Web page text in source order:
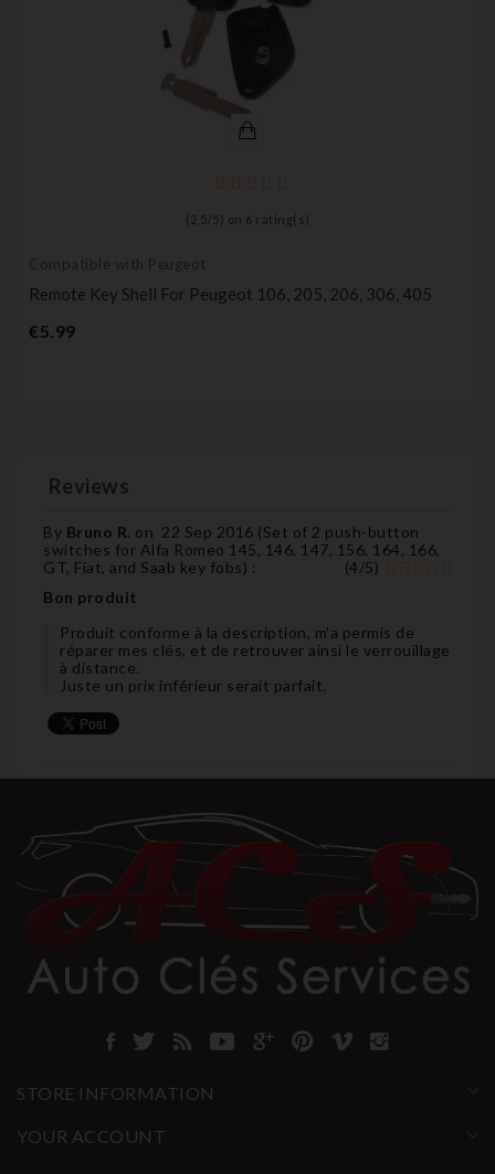
( 2,5 / 5) on 6 rating(s)
Compatible with Peugeot
Remote Key Shell For Peugeot 106, 205, 206, 306, 405
€5.99Price
Reviews
By Bruno R. on 22 Sep 2016 (Set of 2 push-button
switches for Alfa Romeo 145, 146, 147, 156, 164, 166,
GT, Fiat, and Saab key fobs) : (4/5)
Bon produit
Produit conforme à la description, m'a permis de
réparer mes clés, et de retrouver ainsi le verrouillage
à distance.
Juste un prix inférieur serait parfait.
STORE INFORMATION
YOUR ACCOUNT